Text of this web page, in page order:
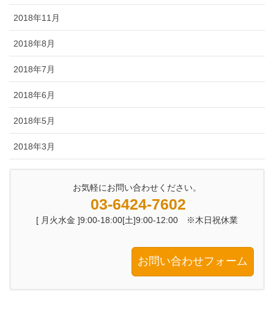
2018年11月
2018年8月
2018年7月
2018年6月
2018年5月
2018年3月
お気軽にお問い合わせください。
03-6424-7602
[ 月火水金 ]9:00-18:00[土]9:00-12:00 ※木日祝休業
お問い合わせフォーム